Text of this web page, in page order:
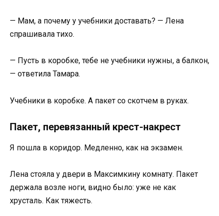
— Мам, а почему у учебники доставать? — Лена
спрашивала тихо.
— Пусть в коробке, тебе не учебники нужны, а балкон,
— ответила Тамара.
Учебники в коробке. А пакет со скотчем в руках.
Пакет, перевязанный крест-накрест
Я пошла в коридор. Медленно, как на экзамен.
Лена стояла у двери в Максимкину комнату. Пакет
держала возле ноги, видно было: уже не как
хрусталь. Как тяжесть.